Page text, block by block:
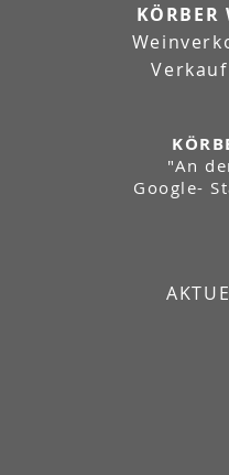
"An
Google-